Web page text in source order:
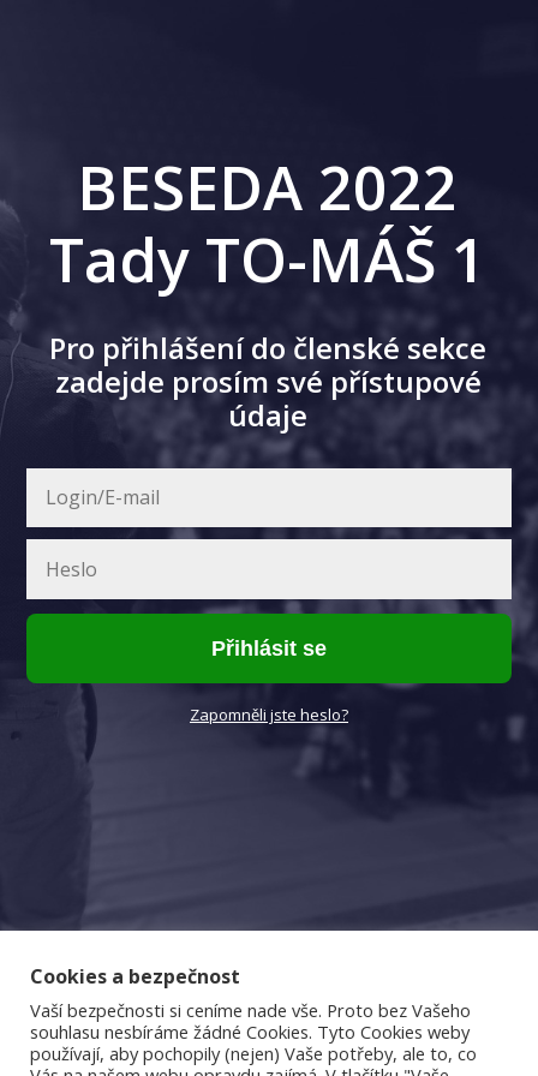
BESEDA 2022
Tady TO-MÁŠ 1
Pro přihlášení do členské sekce
zadejde prosím své přístupové
údaje
Přihlásit se
Zapomněli jste heslo?
Cookies a bezpečnost
Vaší bezpečnosti si ceníme nade vše. Proto bez Vašeho
souhlasu nesbíráme žádné Cookies. Tyto Cookies weby
používají, aby pochopily (nejen) Vaše potřeby, ale to, co